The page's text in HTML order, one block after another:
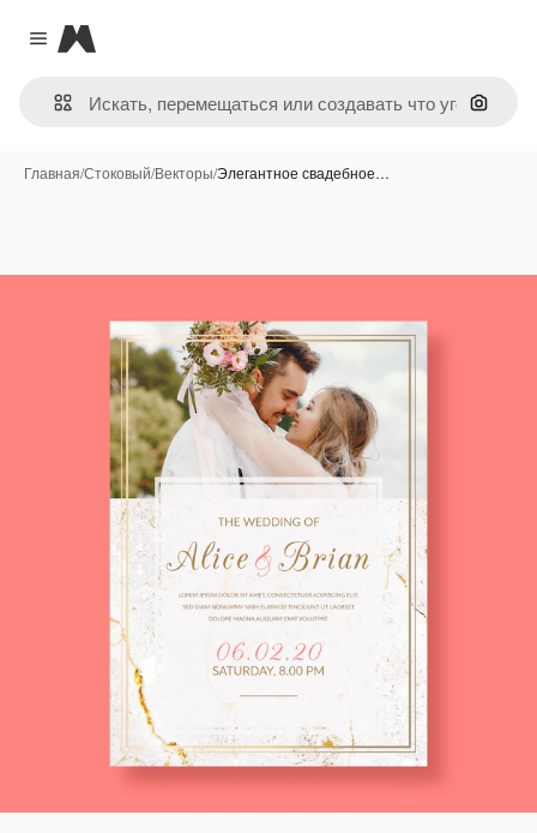
Close menu
Magnific
Поиск
Главная/Стоковый/Векторы/Элегантное свадебное…